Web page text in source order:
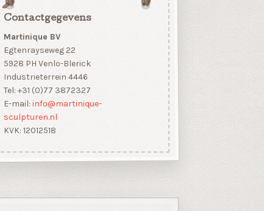
Contactgegevens
Martinique BV
Egtenrayseweg 22
5928 PH Venlo-Blerick
Industrieterrein 4446
Tel: +31 (0)77 3872327
E-mail: info@martinique-
sculpturen.nl
KVK: 12012518